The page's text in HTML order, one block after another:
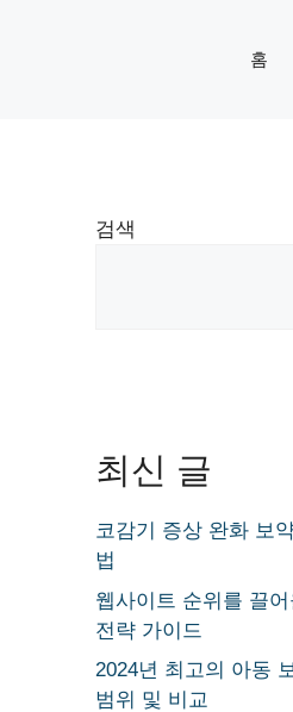
홈
검색
최신 글
코감기 증상 완화 보
법
웹사이트 순위를 끌
전략 가이드
2024년 최고의 아동
범위 및 비교